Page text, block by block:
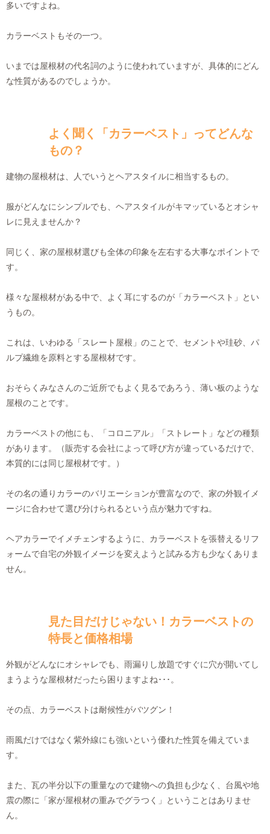
多いですよね。
カラーベストもその一つ。
いまでは屋根材の代名詞のように使われていますが、具体的にどん
な性質があるのでしょうか。
よく聞く「カラーベスト」ってどんな
もの？
建物の屋根材は、人でいうとヘアスタイルに相当するもの。
服がどんなにシンプルでも、ヘアスタイルがキマッているとオシャ
レに見えませんか？
同じく、家の屋根材選びも全体の印象を左右する大事なポイントで
す。
様々な屋根材がある中で、よく耳にするのが「カラーベスト」とい
うもの。
これは、いわゆる「スレート屋根」のことで、セメントや珪砂、パ
ルプ繊維を原料とする屋根材です。
おそらくみなさんのご近所でもよく見るであろう、薄い板のような
屋根のことです。
カラーベストの他にも、「コロニアル」「ストレート」などの種類
があります。（販売する会社によって呼び方が違っているだけで、
本質的には同じ屋根材です。）
その名の通りカラーのバリエーションが豊富なので、家の外観イメ
ージに合わせて選び分けられるという点が魅力ですね。
ヘアカラーでイメチェンするように、カラーベストを張替えるリフ
ォームで自宅の外観イメージを変えようと試みる方も少なくありま
せん。
見た目だけじゃない！カラーベストの
特長と価格相場
外観がどんなにオシャレでも、雨漏りし放題ですぐに穴が開いてし
まうような屋根材だったら困りますよね･･･。
その点、カラーベストは耐候性がバツグン！
雨風だけではなく紫外線にも強いという優れた性質を備えていま
す。
また、瓦の半分以下の重量なので建物への負担も少なく、台風や地
震の際に「家が屋根材の重みでグラつく」ということはありませ
ん。